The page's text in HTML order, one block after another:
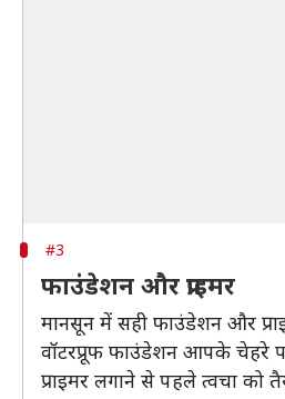
#3
फाउंडेशन और प्राइमर
मानसून में सही फाउंडेशन और
वॉटरप्रूफ फाउंडेशन आपके चेहरे
प्राइमर लगाने से पहले त्वचा